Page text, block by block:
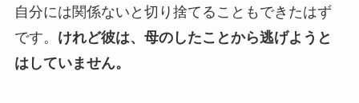
自分には関係ないと切り捨てることもできたはず
です。 けれど彼は、母のしたことから逃げようと
はしていません。